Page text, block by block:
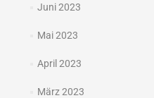
Juni 2023
Mai 2023
April 2023
März 2023